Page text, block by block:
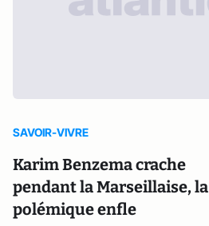
SAVOIR-VIVRE
Karim Benzema crache
pendant la Marseillaise, la
polémique enfle